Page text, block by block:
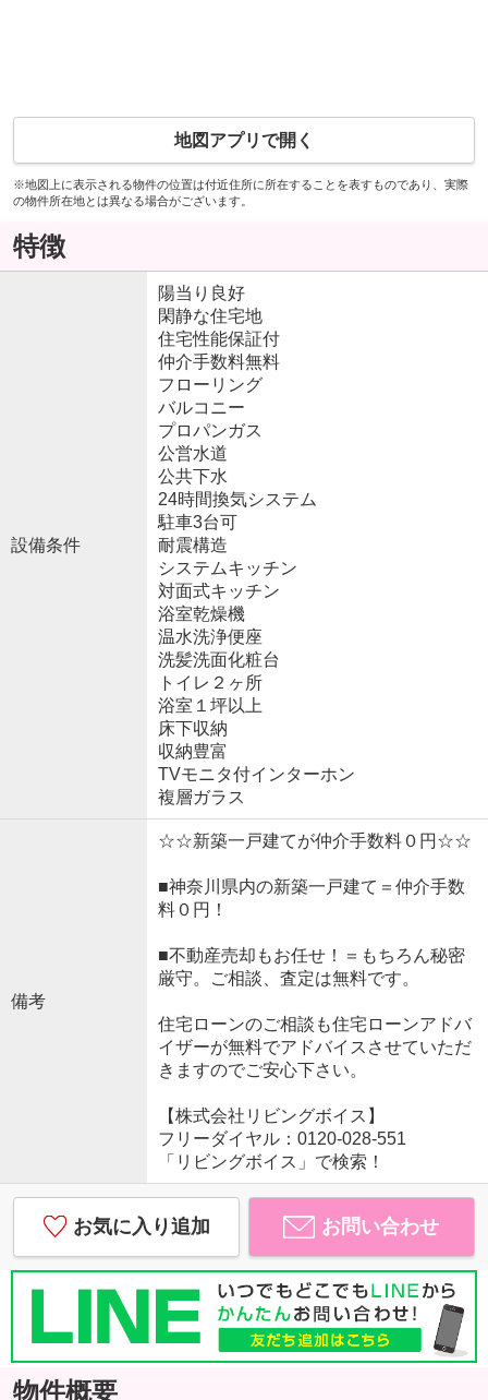
地図アプリで開く
※地図上に表示される物件の位置は付近住所に所在することを表すものであり、実際
の物件所在地とは異なる場合がございます。
特徴
設備条件
陽当り良好
閑静な住宅地
住宅性能保証付
仲介手数料無料
フローリング
バルコニー
プロパンガス
公営水道
公共下水
24時間換気システム
駐車3台可
耐震構造
システムキッチン
対面式キッチン
浴室乾燥機
温水洗浄便座
洗髪洗面化粧台
トイレ２ヶ所
浴室１坪以上
床下収納
収納豊富
TVモニタ付インターホン
複層ガラス
備考
☆☆新築一戸建てが仲介手数料０円☆☆
■神奈川県内の新築一戸建て＝仲介手数
料０円！
■不動産売却もお任せ！＝もちろん秘密
厳守。ご相談、査定は無料です。
住宅ローンのご相談も住宅ローンアドバ
イザーが無料でアドバイスさせていただ
きますのでご安心下さい。
【株式会社リビングボイス】
フリーダイヤル：0120-028-551
「リビングボイス」で検索！
お気に入り追加 お問い合わせ
物件概要